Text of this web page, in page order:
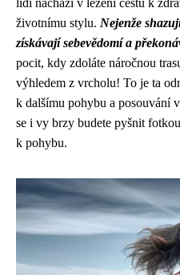
lidí nachází v lezení cestu k
životnímu stylu. Nejenže
získávají sebevědomí a
pocit, kdy zdoláte náročnou
výhledem z vrcholu! To je ta
k dalšímu pohybu a posouvání
se i vy brzy budete pyšnit
k pohybu.